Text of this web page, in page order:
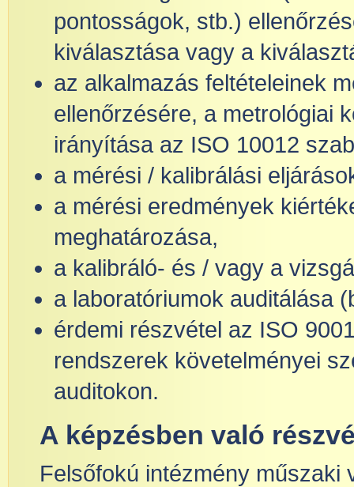
pontosságok, stb.)
kiválasztása vagy a
az alkalmazás feltételeinek
ellenőrzésére, a metrológiai
irányítása az ISO 10012
a mérési / kalibrálási
a mérési eredmények
meghatározása,
a kalibráló- és / vagy a
a laboratóriumok auditálása
érdemi részvétel az ISO
rendszerek követelményei
auditokon.
A képzésben való
Felsőfokú intézmény műszaki